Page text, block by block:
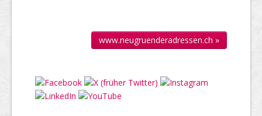
www.neugruenderadressen.ch »